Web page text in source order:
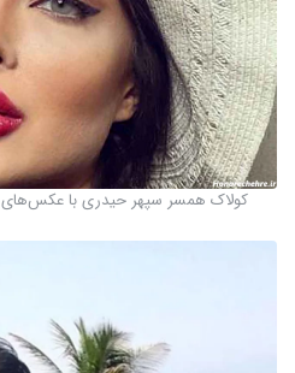
کولاک همسر سپهر حیدری با عکس‌های